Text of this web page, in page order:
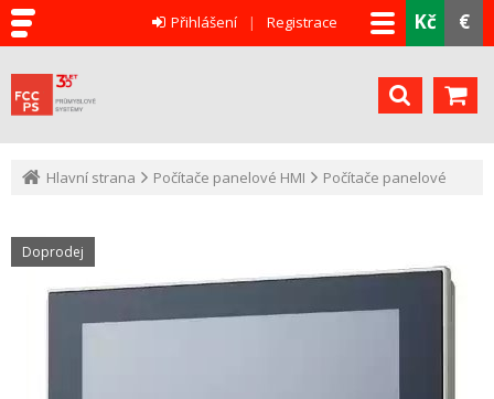
Kč €
Přihlášení Registrace
Hlavní strana Počítače panelové HMI Počítače panelové
Doprodej